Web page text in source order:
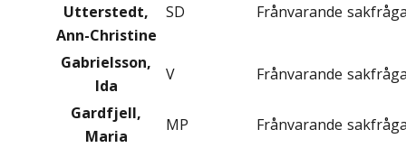
Utterstedt,
Ann-Christine
SD Frånvarande
Gabrielsson,
Ida
V Frånvarande
Gardfjell,
Maria
MP Frånvarande